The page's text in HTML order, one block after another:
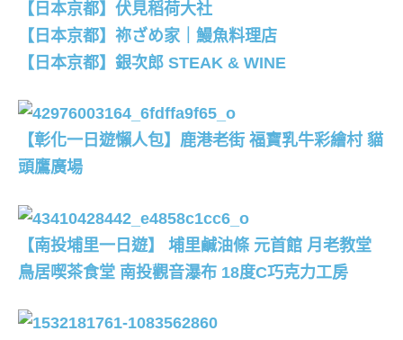
【日本京都】伏見稻荷大社
【日本京都】祢ざめ家｜鰻魚料理店
【日本京都】銀次郎 STEAK & WINE
【彰化一日遊懶人包】鹿港老街 福寶乳牛彩繪村 貓
頭鷹廣場
【南投埔里一日遊】 埔里鹹油條 元首館 月老教堂
鳥居喫茶食堂 南投觀音瀑布 18度C巧克力工房